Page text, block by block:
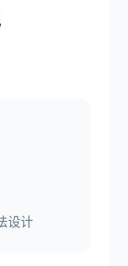
设计